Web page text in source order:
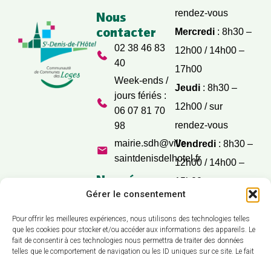
Gérer le consentement
Pour offrir les meilleures expériences, nous utilisons des technologies telles
que les cookies pour stocker et/ou accéder aux informations des appareils. Le
fait de consentir à ces technologies nous permettra de traiter des données
telles que le comportement de navigation ou les ID uniques sur ce site. Le fait
Nous
contacter
02 38 46 83
40
Week-ends /
jours fériés :
06 07 81 70
98
mairie.sdh@ville-
saintdenisdelhotel.fr
Nos réseaux
sociaux
rendez-vous
Mercredi: 8h30 –
12h00 / 14h00 –
17h00
Jeudi: 8h30 –
12h00 / sur
rendez-vous
Vendredi: 8h30 –
12h00 / 14h00 –
15h00
Samedi
12h00